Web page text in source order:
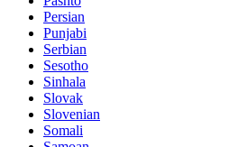
Persian
Punjabi
Serbian
Sesotho
Sinhala
Slovak
Slovenian
Somali